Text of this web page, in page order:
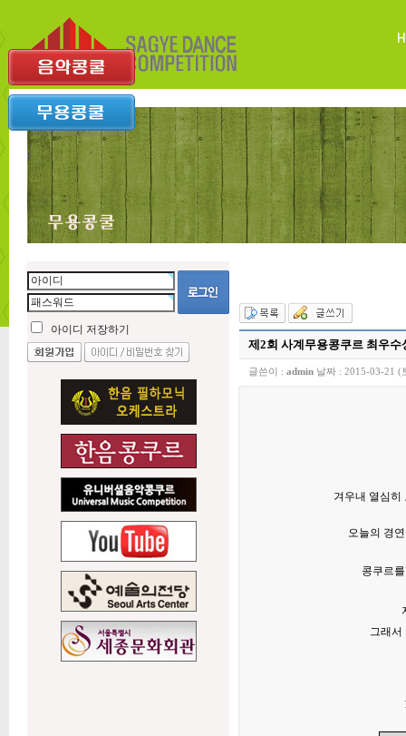
아이디 저장하기
제2회 사계무용콩쿠르 최우
글쓴이 : admin날짜 : 2015-03-21 (
겨우내 열심히
오늘의 경
콩쿠르
그래